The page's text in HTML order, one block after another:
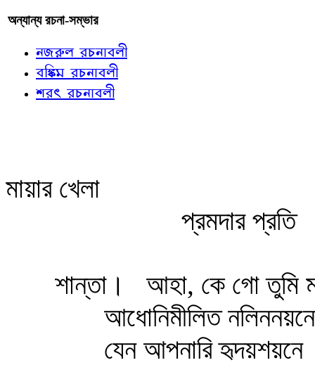
অন্যান্য রচনা-সম্ভার
নজরুল রচনাবলী
বঙ্কিম রচনাবলী
শরৎ রচনাবলী
মায়ার খেলা
প্রমদার প্রতি
শান্তা।
আহা, কে গো তুমি
আধোনিমীলিত নলিননয়নে
যেন আপনারি হৃদয়শয়নে